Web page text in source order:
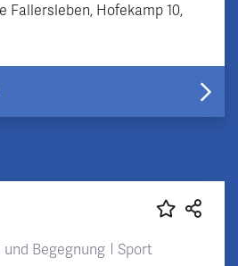
Fallersleben, Hofekamp 10,
Begegnung Sport